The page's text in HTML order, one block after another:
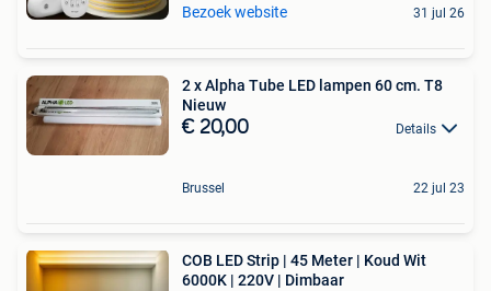
Bezoek website 31 jul 26
2 x Alpha Tube LED lampen 60 cm. T8
Nieuw
€ 20,00 Details
Brussel 22 jul 23
COB LED Strip | 45 Meter | Koud Wit
6000K | 220V | Dimbaar